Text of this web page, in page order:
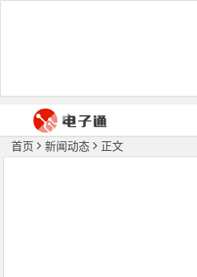
首页 新闻动态 正文